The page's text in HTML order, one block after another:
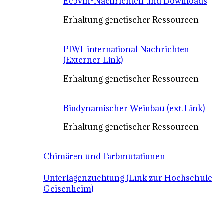
Erhaltung genetischer Ressourcen
PIWI-international Nachrichten
(Externer Link)
Erhaltung genetischer Ressourcen
Biodynamischer Weinbau (ext. Link)
Erhaltung genetischer Ressourcen
Chimären und Farbmutationen
Unterlagenzüchtung (Link zur Hochschule
Geisenheim)